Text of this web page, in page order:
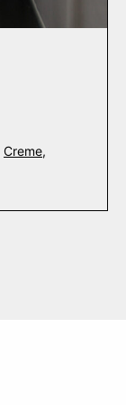
Creme,